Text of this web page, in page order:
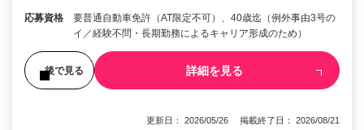
応募資格
要普通自動車免許（AT限定不可）、40歳迄（例外事由3号の
イ／経験不問・長期勤務によるキャリア形成のため）
後で見る 詳細を見る
更新日： 2026/05/26 掲載終了日： 2026/08/21